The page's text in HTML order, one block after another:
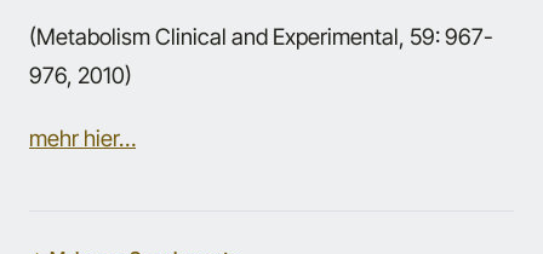
(Metabolism Clinical and Experimental, 59: 967-
976, 2010)
mehr hier…